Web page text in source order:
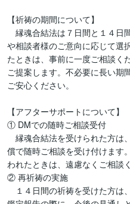
【祈祷の期間について】
縁魂合結法は７日間と１４日
や相談者様のご意向に応じて選
たときは、事前に一度ご相談く
ご提案します。不必要に長い期
ご安心ください。
【アフターサポートについて】
① DMでの随時ご相談受付
縁魂合結法を受けられた方は
償で随時ご相談を受け付けます
われたときは、遠慮なくご相談
② 再祈祷の実施
１４日間の祈祷を受けた方は